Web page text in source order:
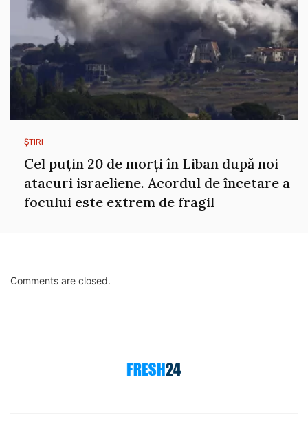
ȘTIRI
Cel puțin 20 de morți în Liban după noi
atacuri israeliene. Acordul de încetare a
focului este extrem de fragil
Comments are closed.